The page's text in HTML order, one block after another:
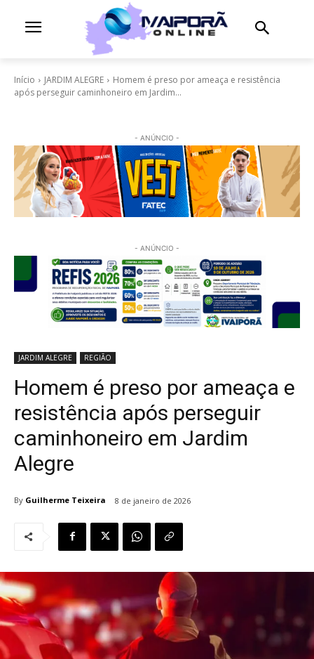
Início JARDIM ALEGRE
Homem é preso por ameaça e resistência
após perseguir caminhoneiro em Jardim...
- ANÚNCIO -
- ANÚNCIO -
JARDIM ALEGRE REGIÃO
Homem é preso por ameaça e
resistência após perseguir
caminhoneiro em Jardim
Alegre
By Guilherme Teixeira 8 de janeiro de 2026